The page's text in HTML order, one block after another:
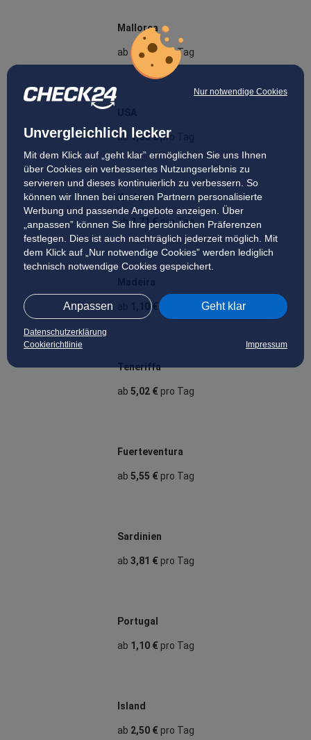
Nur notwendige Cookies
Unvergleichlich lecker
Mit dem Klick auf „geht klar” ermöglichen Sie uns Ihnen
über Cookies ein verbessertes Nutzungserlebnis zu
servieren und dieses kontinuierlich zu verbessern. So
können wir Ihnen bei unseren Partnern personalisierte
Werbung und passende Angebote anzeigen. Über
„anpassen” können Sie Ihre persönlichen Präferenzen
festlegen. Dies ist auch nachträglich jederzeit möglich. Mit
dem Klick auf „Nur notwendige Cookies” werden lediglich
technisch notwendige Cookies gespeichert.
Anpassen Geht klar
Datenschutzerklärung
Cookierichtlinie
Impressum
Mallorca
ab 5,08 € pro Tag
ab 1,06 €pro Tag
Kreta
ab2,71 €pro Tag
1,10 € pro Tag
Teneriffa
ab 5,02 €pro Tag
Fuerteventura
ab 5,55 €pro Tag
Sardinien
ab 3,81 €pro Tag
Portugal
ab 1,10 €pro Tag
Island
ab 2,50 €pro Tag